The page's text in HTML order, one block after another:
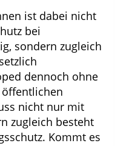
ist dabei nicht
bei
sondern zugleich
dennoch ohne
nicht nur mit
zugleich besteht
Kommt es